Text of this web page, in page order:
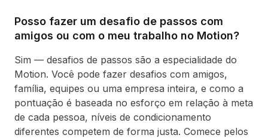
Posso fazer um desafio de passos com
amigos ou com o meu trabalho no Motion?
Sim — desafios de passos são a especialidade do
Motion. Você pode fazer desafios com amigos,
família, equipes ou uma empresa inteira, e como a
pontuação é baseada no esforço em relação à meta
de cada pessoa, níveis de condicionamento
diferentes competem de forma justa. Comece pelos